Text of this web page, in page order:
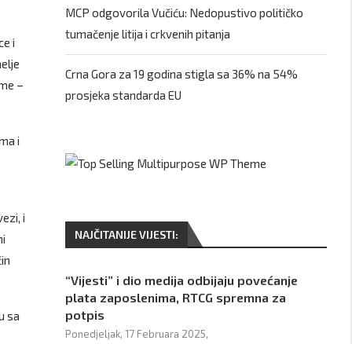
i
–
i
i
sa
MCP odgovorila Vučiću: Nedopustivo političko
tumačenje litija i crkvenih pitanja
Crna Gora za 19 godina stigla sa 36% na 54%
prosjeka standarda EU
NAJČITANIJE VIJESTI:
“Vijesti” i dio medija odbijaju povećanje
plata zaposlenima, RTCG spremna za
potpis
Ponedjeljak, 17 Februara 2025,